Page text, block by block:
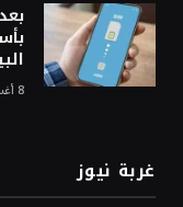
8 أغسطس، 2026
غربة نيوز